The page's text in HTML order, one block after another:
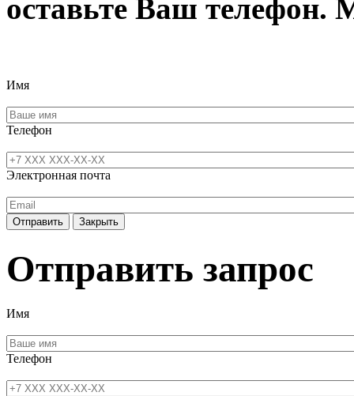
оставьте Ваш
Имя
Телефон
Электронная почта
Отправить Закрыть
Отправить запрос
Имя
Телефон